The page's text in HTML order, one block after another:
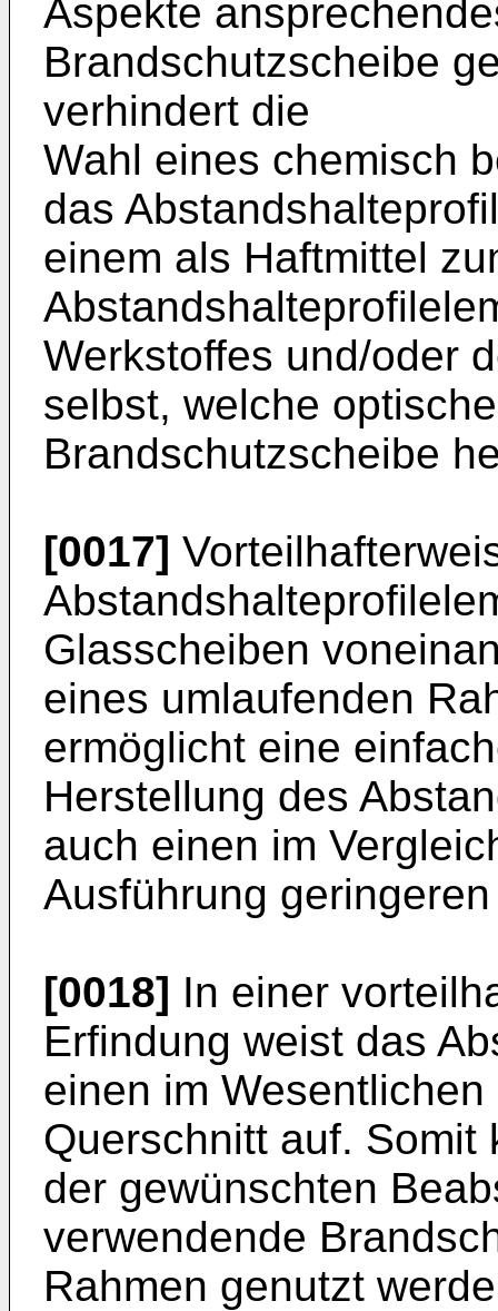
Aspekte
Brandschutzscheibe
verhindert die
Wahl eines chemisch
das
einem als Haftmittel
Werkstoffes und/oder
selbst, welche
Brandschutzscheibe
[0017]
Glasscheiben
eines umlaufenden
ermöglicht eine
Herstellung des
auch einen im
Ausführung
[0018] In einer
Erfindung weist das
einen im
Querschnitt auf. Somit
der gewünschten
verwendende
Rahmen genutzt